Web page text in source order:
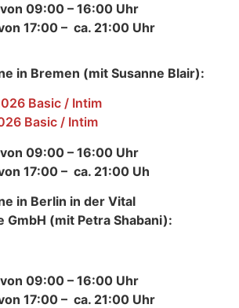
09:00 – 16:00 Uhr
17:00 – ca. 21:00 Uhr
in Bremen (mit Susanne Blair):
Basic / Intim
Basic / Intim
09:00 – 16:00 Uhr
17:00 – ca. 21:00 Uh
in Berlin in der Vital
GmbH (mit Petra Shabani):
09:00 – 16:00 Uhr
17:00 – ca. 21:00 Uhr